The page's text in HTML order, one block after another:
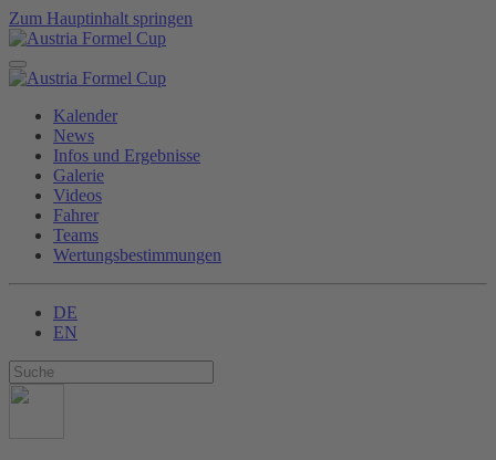
Zum Hauptinhalt springen
Kalender
News
Infos und Ergebnisse
Galerie
Videos
Fahrer
Teams
Wertungsbestimmungen
DE
EN